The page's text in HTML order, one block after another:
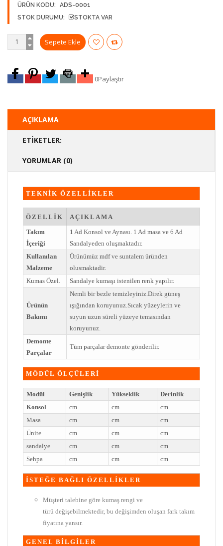
ÜRÜN KODU:
ADS-0001
STOK DURUMU:
STOKTA VAR
0Paylaştır
AÇIKLAMA
ETIKETLER:
YORUMLAR (0)
TEKNİK ÖZELLİKLER
ÖZELLİK
AÇIKLAMA
Takım
İçeriği
1 Ad Konsol ve Aynası. 1 Ad masa ve 6 Ad
Sandalyeden oluşmaktadır.
Kullanılan
Malzeme
Ürünümüz mdf ve suntalem üründen
olusmaktadir.
Kumas Özel.
Sandalye kumaşı istenilen renk yapılır.
Ürünün
Bakımı
Nemli bir bezle temizleyiniz.Direk güneş
ışığından koruyunuz.Sıcak yüzeylerin ve
suyun uzun süreli yüzeye temasından
koruyunuz.
Demonte
Parçalar
Tüm parçalar demonte gönderilir.
MÖDÜL ÖLÇÜLERİ
Modül Genişlik Yükseklik
Derinlik
Konsol
cm cm
cm
Masa
cm cm
cm
Ünite
cm cm
cm
sandalye
cm cm
cm
Sehpa
cm cm cm
İSTEĞE BAĞLI ÖZELLİKLER
Müşteri talebine göre kumaş rengi ve
türü değişebilmektedir, bu değişimden oluşan fark takım
fiyatına yansır.
GENEL BİLGİLER